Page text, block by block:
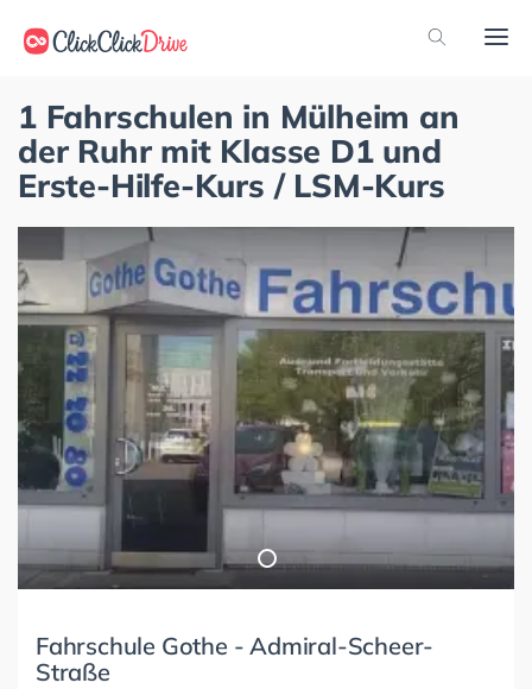
1 Fahrschulen in Mülheim an
der Ruhr mit Klasse D1 und
Erste-Hilfe-Kurs / LSM-Kurs
Fahrschule Gothe - Admiral-Scheer-
Straße